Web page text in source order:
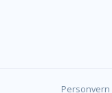
Personvern